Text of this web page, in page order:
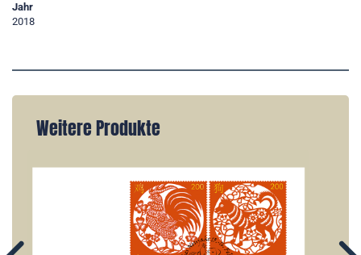
Jahr
2018
Weitere Produkte